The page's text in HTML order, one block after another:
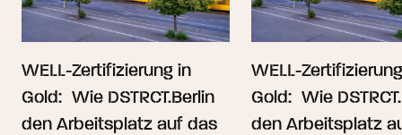
WELL-Zertifizierung in
Gold: Wie DSTRCT.Berlin
den Arbeitsplatz auf das
WELL-
Gold: Wie
den Arbeitsplatz